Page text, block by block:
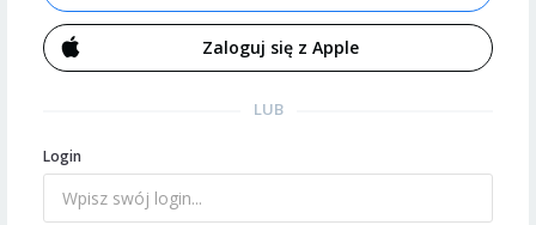
Zaloguj się z Apple
LUB
Login